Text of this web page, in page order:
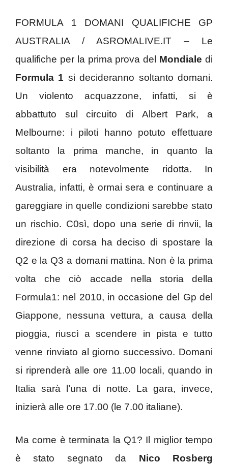
FORMULA 1 DOMANI QUALIFICHE GP
AUSTRALIA / ASROMALIVE.IT – Le
qualifiche per la prima prova del Mondiale di
Formula 1 si decideranno soltanto domani.
Un violento acquazzone, infatti, si è
abbattuto sul circuito di Albert Park, a
Melbourne: i piloti hanno potuto effettuare
soltanto la prima manche, in quanto la
visibilità era notevolmente ridotta. In
Australia, infatti, è ormai sera e continuare a
gareggiare in quelle condizioni sarebbe stato
un rischio. C0sì, dopo una serie di rinvii, la
direzione di corsa ha deciso di spostare la
Q2 e la Q3 a domani mattina. Non è la prima
volta che ciò accade nella storia della
Formula1: nel 2010, in occasione del Gp del
Giappone, nessuna vettura, a causa della
pioggia, riuscì a scendere in pista e tutto
venne rinviato al giorno successivo. Domani
si riprenderà alle ore 11.00 locali, quando in
Italia sarà l’una di notte. La gara, invece,
inizierà alle ore 17.00 (le 7.00 italiane).
Ma come è terminata la Q1? Il miglior tempo
è stato segnato da Nico Rosberg